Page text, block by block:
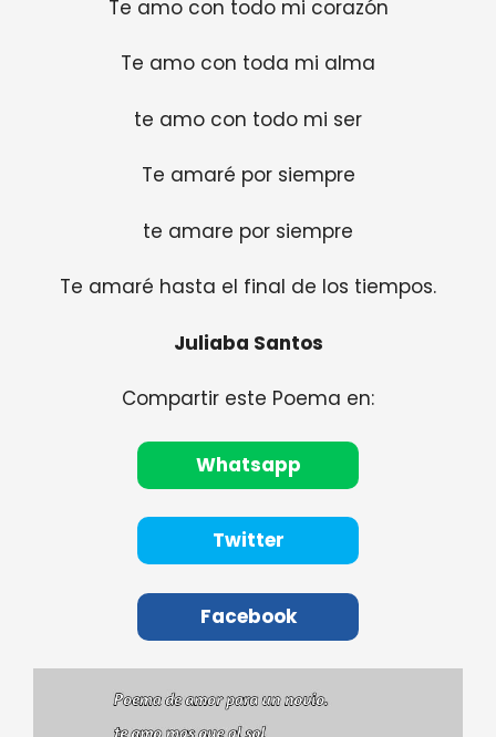
Te amo con todo mi corazón
Te amo con toda mi alma
te amo con todo mi ser
Te amaré por siempre
te amare por siempre
Te amaré hasta el final de los tiempos.
Juliaba Santos
Compartir este Poema en:
Whatsapp
Twitter
Facebook